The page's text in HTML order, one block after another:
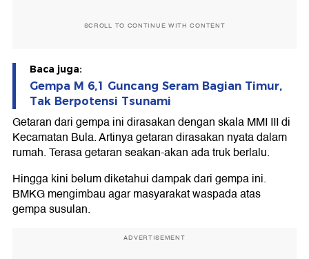
SCROLL TO CONTINUE WITH CONTENT
Baca juga:
Gempa M 6,1 Guncang Seram Bagian Timur,
Tak Berpotensi Tsunami
Getaran dari gempa ini dirasakan dengan skala MMI III di
Kecamatan Bula. Artinya getaran dirasakan nyata dalam
rumah. Terasa getaran seakan-akan ada truk berlalu.
Hingga kini belum diketahui dampak dari gempa ini.
BMKG mengimbau agar masyarakat waspada atas
gempa susulan.
ADVERTISEMENT